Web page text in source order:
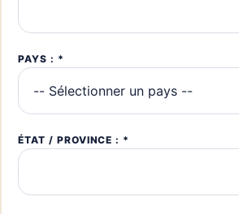
PAYS : *
ÉTAT / PROVINCE : *